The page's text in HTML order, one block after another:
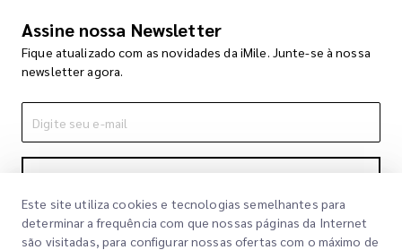
Assine nossa Newsletter
Fique atualizado com as novidades da iMile. Junte-se à nossa
newsletter agora.
Ao se inscrever, você concorda com nossa Política de
Privacidade
Política de Privacidade
Este site utiliza cookies e tecnologias semelhantes para
determinar a frequência com que nossas páginas da Internet
são visitadas, para configurar nossas ofertas com o máximo de